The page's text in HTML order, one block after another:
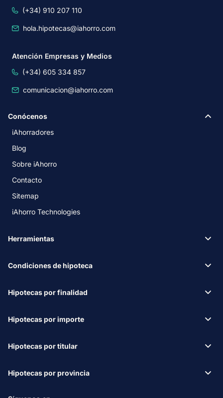
(+34) 910 207 110
hola.hipotecas@iahorro.com
Atención Empresas y Medios
(+34) 605 334 857
comunicacion@iahorro.com
Conócenos
iAhorradores
Blog
Sobre iAhorro
Contacto
Sitemap
iAhorro Technologies
Herramientas
Condiciones de hipoteca
Hipotecas por finalidad
Hipotecas por importe
Hipotecas por titular
Hipotecas por provincia